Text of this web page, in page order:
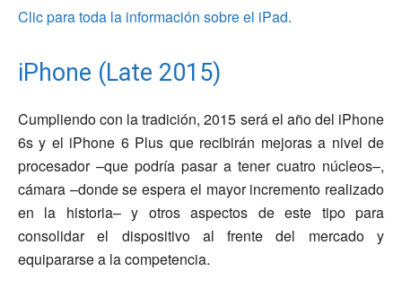
Clic para toda la información sobre el iPad.
iPhone (Late 2015)
Cumpliendo con la tradición, 2015 será el año del iPhone
6s y el iPhone 6 Plus que recibirán mejoras a nivel de
procesador –que podría pasar a tener cuatro núcleos–,
cámara –donde se espera el mayor incremento realizado
en la historia– y otros aspectos de este tipo para
consolidar el dispositivo al frente del mercado y
equipararse a la competencia.